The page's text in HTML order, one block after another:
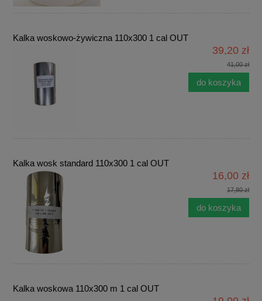
Kalka woskowo-żywiczna 110x300 1 cal OUT
39,20 zł
41,00 zł
do koszyka
Kalka wosk standard 110x300 1 cal OUT
16,00 zł
17,80 zł
do koszyka
Kalka woskowa 110x300 m 1 cal OUT